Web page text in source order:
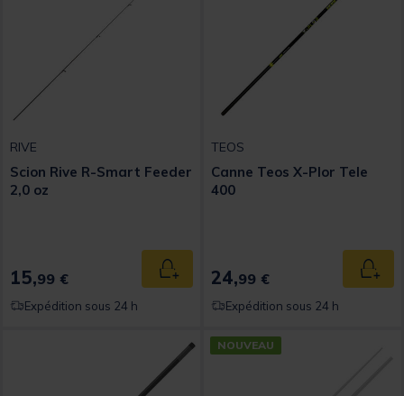
RIVE
Scion Rive R-Smart Feeder
2,0 oz
15,99 € Ajouter au panier
Expédition sous 24 h
TEOS
Canne Teos X-Plor Tele
400
24,99 €
Expédition sous 24 h
NOUVEAU